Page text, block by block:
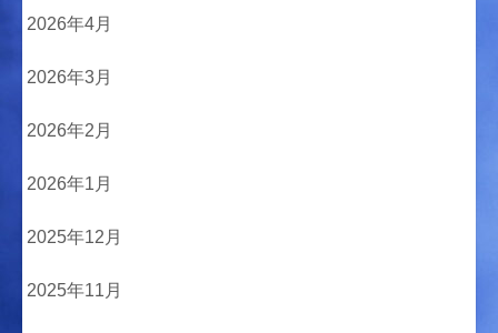
2026年4月
2026年3月
2026年2月
2026年1月
2025年12月
2025年11月